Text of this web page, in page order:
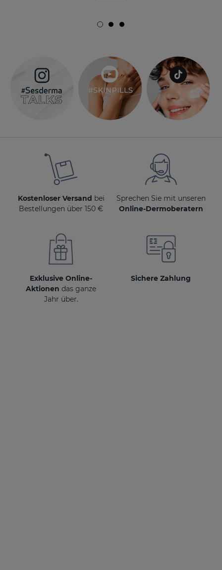
Kostenloser Versand bei
Bestellungen über 150 €
Sprechen Sie mit unseren
Online-Dermoberatern
Exklusive Online-
Aktionen das ganze
Jahr über.
Sichere Zahlung